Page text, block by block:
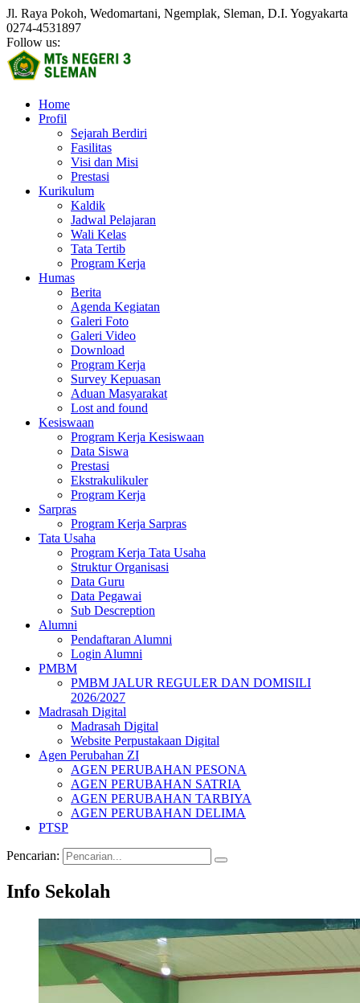
Jl. Raya Pokoh, Wedomartani, Ngemplak, Sleman, D.I. Yogyakarta
0274-4531897
Follow us:
Home
Profil
Sejarah Berdiri
Fasilitas
Visi dan Misi
Prestasi
Kurikulum
Kaldik
Jadwal Pelajaran
Wali Kelas
Tata Tertib
Program Kerja
Humas
Berita
Agenda Kegiatan
Galeri Foto
Galeri Video
Download
Program Kerja
Survey Kepuasan
Aduan Masyarakat
Lost and found
Kesiswaan
Program Kerja Kesiswaan
Data Siswa
Prestasi
Ekstrakulikuler
Program Kerja
Sarpras
Program Kerja Sarpras
Tata Usaha
Program Kerja Tata Usaha
Struktur Organisasi
Data Guru
Data Pegawai
Sub Descreption
Alumni
Pendaftaran Alumni
Login Alumni
PMBM
PMBM JALUR REGULER DAN DOMISILI
2026/2027
Madrasah Digital
Madrasah Digital
Website Perpustakaan Digital
Agen Perubahan ZI
AGEN PERUBAHAN PESONA
AGEN PERUBAHAN SATRIA
AGEN PERUBAHAN TARBIYA
AGEN PERUBAHAN DELIMA
PTSP
Pencarian:
Info Sekolah